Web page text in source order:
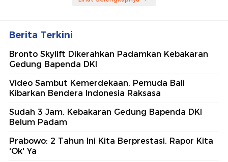
Berita Terkini
Bronto Skylift Dikerahkan Padamkan Kebakaran
Gedung Bapenda DKI
Video Sambut Kemerdekaan, Pemuda Bali
Kibarkan Bendera Indonesia Raksasa
Sudah 3 Jam, Kebakaran Gedung Bapenda DKI
Belum Padam
Prabowo: 2 Tahun Ini Kita Berprestasi, Rapor Kita
'Ok' Ya